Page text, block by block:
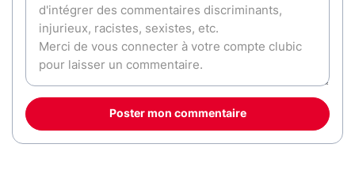
Poster mon commentaire